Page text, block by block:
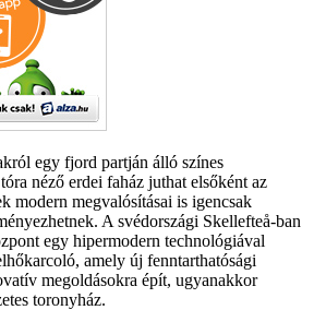
egy fjord partján álló színes
néző erdei faház juthat elsőként az
modern megvalósításai is igencsak
A svédországi Skellefteå-ban
egy hipermodern technológiával
amely új fenntarthatósági
megoldásokra épít, ugyanakkor
toronyház.